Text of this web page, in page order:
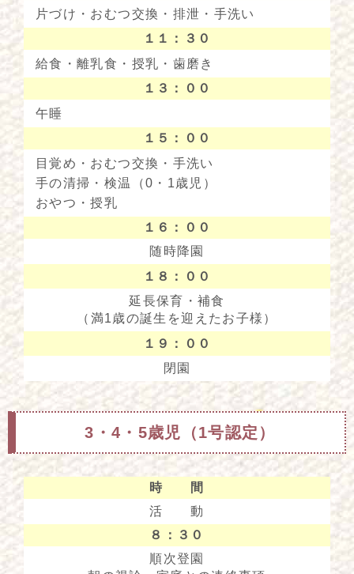
片づけ・おむつ交換・排泄・手洗い
１１：３０
給食・離乳食・授乳・歯磨き
１３：００
午睡
１５：００
目覚め・おむつ交換・手洗い
手の清掃・検温（0・1歳児）
おやつ・授乳
１６：００
随時降園
１８：００
延長保育・補食
（満1歳の誕生を迎えたお子様）
１９：００
閉園
3・4・5歳児（1号認定）
時 間
活 動
８：３０
順次登園